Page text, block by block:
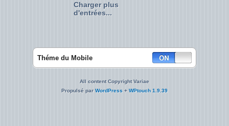
Charger plus
d'entrées...
Théme du Mobile
All content Copyright Variae
Propulsé parWordPress + WPtouch 1.9.39